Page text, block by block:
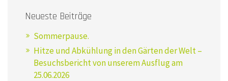
Neueste Beiträge
Sommerpause.
Hitze und Abkühlung in den Gärten der Welt –
Besuchsbericht von unserem Ausflug am
25.06.2026